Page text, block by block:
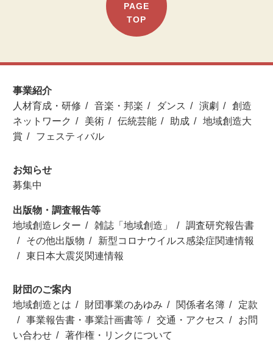
PAGE
TOP
事業紹介
人材育成・研修
音楽・邦楽 ダンス 演劇
創造
ネットワーク
美術 伝統芸能 助成
地域創造大
賞
フェスティバル
お知らせ
募集中
出版物・調査報告等
地域創造レター
雑誌「地域創造」
調査研究報告書
その他出版物
新型コロナウイルス感染症関連情報
東日本大震災関連情報
財団のご案内
地域創造とは
財団事業のあゆみ 関係者名簿
定款
事業報告書・事業計画書等
交通・アクセス
お問
い合わせ
著作権・リンクについて